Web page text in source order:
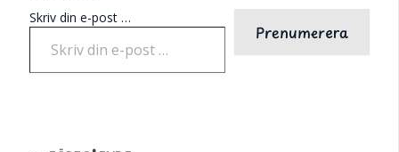
Skriv din e-post …
Prenumerera